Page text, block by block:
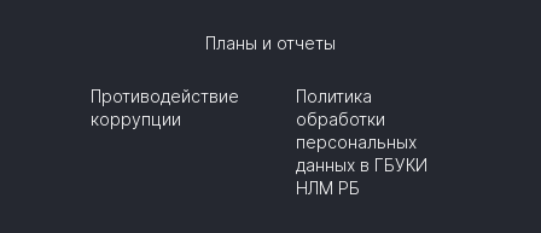
Планы и отчеты
Противодействие
коррупции
Политика
обработки
персональных
данных в ГБУКИ
НЛМ РБ